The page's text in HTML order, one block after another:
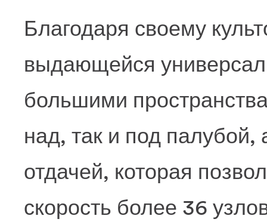
Благодаря своему
выдающейся
большими
над, так и под
отдачей, которая
скорость более 36